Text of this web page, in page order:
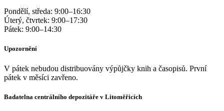
Pondělí, středa: 9:00–16:30
Úterý, čtvrtek: 9:00–17:30
Pátek: 9:00–14:30
Upozornění
V pátek nebudou distribuovány výpůjčky knih a časopisů. První
pátek v měsíci zavřeno.
Badatelna centrálního depozitáře v Litoměřicích